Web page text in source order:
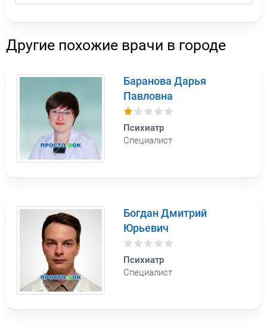
Другие похожие врачи в городе
Баранова Дарья
Павловна
Психиатр
Специалист
Богдан Дмитрий
Юрьевич
Психиатр
Специалист